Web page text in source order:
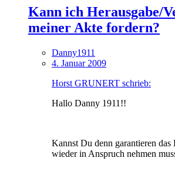
Kann ich Herausgabe/
meiner Akte fordern?
Danny1911
4. Januar 2009
Horst GRUNERT schrieb:
Hallo Danny 1911!!
Kannst Du denn garantieren das
wieder in Anspruch nehmen